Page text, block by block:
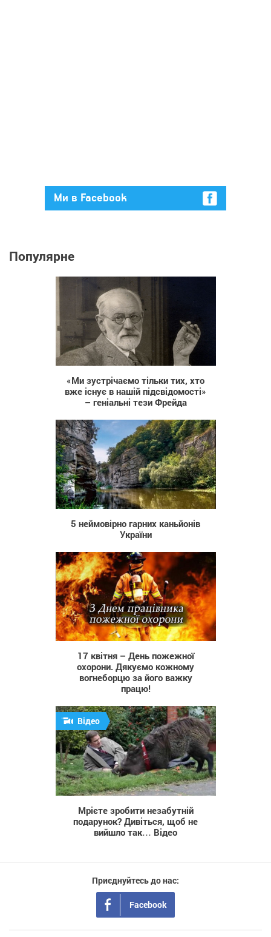
Ми в Facebook
Популярне
43 387
«Ми зустрічаємо тільки тих, хто
вже існує в нашій підсвідомості»
– геніальні тези Фрейда
23 281
5 неймовірно гарних каньйонів
України
2 322
17 квітня – День пожежної
охорони. Дякуємо кожному
вогнеборцю за його важку
працю!
963
Відео
Мрієте зробити незабутній
подарунок? Дивіться, щоб не
вийшло так… Відео
Приєднуйтесь до нас:
Facebook